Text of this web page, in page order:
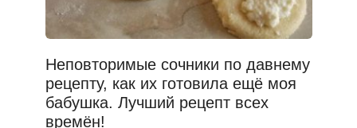
Неповторимые сочники по давнему
рецепту, как их готовила ещё моя
бабушка. Лучший рецепт всех
времён!